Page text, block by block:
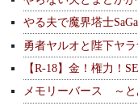
やる夫で魔界塔士SaGa
勇者ヤルオと陛下ヤ
【R-18】金！権力！
メモリーバース ～と